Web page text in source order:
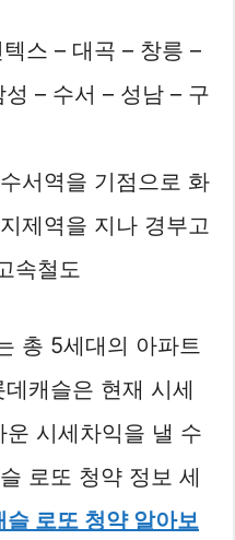
스 – 대곡 – 창릉 –
– 수서 – 성남 – 구
서역을 기점으로 화
제역을 지나 경부고
속철도
총 5세대의 아파트
캐슬은 현재 시세
시세차익을 낼 수
로또 청약 정보 세
슬 로또 청약 알아보